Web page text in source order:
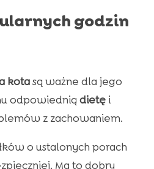
godzin
kotasą ważne dla jego
odpowiednią dietęi
z zachowaniem.
o ustalonych porach
Ma to dobry